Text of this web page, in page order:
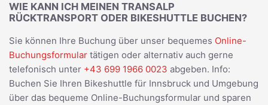
WIE KANN ICH MEINEN TRANSALP
RÜCKTRANSPORT ODER BIKESHUTTLE BUCHEN?
Sie können Ihre Buchung über unser bequemes Online-
Buchungsformular tätigen oder alternativ auch gerne
telefonisch unter +43 699 1966 0023 abgeben. Info:
Buchen Sie Ihren Bikeshuttle für Innsbruck und Umgebung
über das bequeme Online-Buchungsformular und sparen